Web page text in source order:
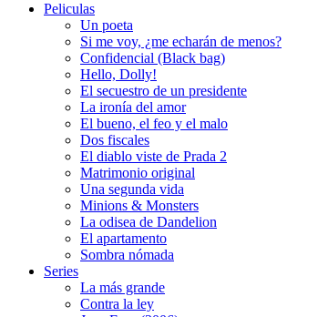
Peliculas
Un poeta
Si me voy, ¿me echarán de menos?
Confidencial (Black bag)
Hello, Dolly!
El secuestro de un presidente
La ironía del amor
El bueno, el feo y el malo
Dos fiscales
El diablo viste de Prada 2
Matrimonio original
Una segunda vida
Minions & Monsters
La odisea de Dandelion
El apartamento
Sombra nómada
Series
La más grande
Contra la ley